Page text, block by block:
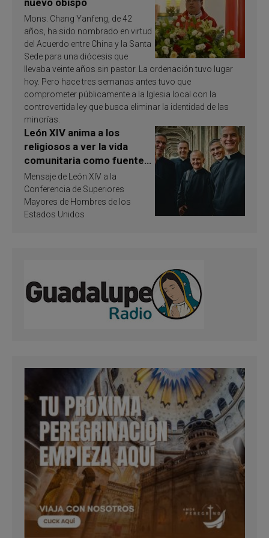
Mons. Chang Yanfeng, de 42
años, ha sido nombrado en virtud
del Acuerdo entre China y la Santa
Sede para una diócesis que
llevaba veinte años sin pastor. La ordenación tuvo lugar
hoy. Pero hace tres semanas antes tuvo que
comprometer públicamente a la Iglesia local con la
controvertida ley que busca eliminar la identidad de las
minorías.
León XIV anima a los
religiosos a ver la vida
comunitaria como fuente
de inspiración y
santificación
Mensaje de León XIV a la
Conferencia de Superiores
Mayores de Hombres de los
Estados Unidos